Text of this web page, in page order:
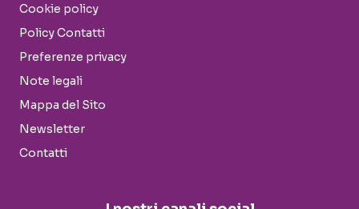
Cookie policy
Policy Contatti
Preferenze privacy
Note legali
Mappa del Sito
Newsletter
Contatti